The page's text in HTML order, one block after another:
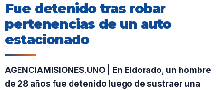
Fue detenido tras robar
pertenencias de un auto
estacionado
AGENCIAMISIONES.UNO | En Eldorado, un hombre
de 28 años fue detenido luego de sustraer una